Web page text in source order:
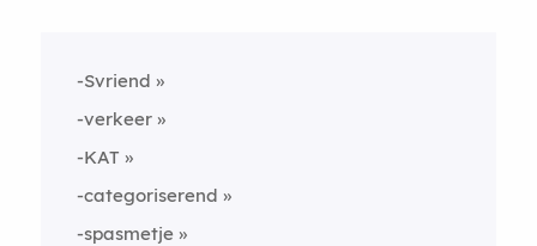
-Svriend
-verkeer
-KAT
-categoriserend
-spasmetje